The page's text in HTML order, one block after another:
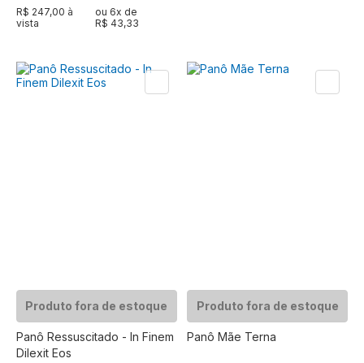
R$ 247,00 à
vista
ou 6x de
R$ 43,33
Produto fora de estoque
Panô Ressuscitado - In Finem
Dilexit Eos
Produto fora de estoque
Panô Mãe Terna